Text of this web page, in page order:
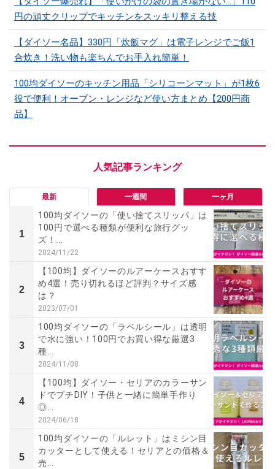
円の頑丈クリップでキッチンをスッキリ整える技
【ダイソー名品】330円「炊飯マグ」は電子レンジでご飯1
合炊き！洗い物も楽ちんでお手入れ簡単！
100均ダイソーのキッチン用品「シリコーンマット」​​が1枚6
役で便利！オーブン・レンジなど使い方まとめ【200円商
品】
最新 一週間 一ヶ月
1
100均ダイソーの「使い捨てスリッパ」は
100円で選べる種類が便利な旅行グッ
ズ！...
2024/11/22
2
【100均】ダイソーのルアーケースおすす
め4選！売り切れるほど評判？サイズ感
は？
2023/07/01
3
100均ダイソーの「ラベルシール」は透明
で水に強い！100円でお買い得な厳選3
種...
2024/11/08
4
【100均】ダイソー・セリアのカラーサン
ドでプチDIY！子供と一緒に簡単手作り
◎...
2024/06/18
5
100均ダイソーの「ルレット」はミシン目
カッターとして使える！セリアとの価格＆
売...